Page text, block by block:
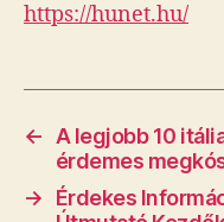
https://hunet.hu/
←
A legjobb 10
érdemes
→
Érdekes